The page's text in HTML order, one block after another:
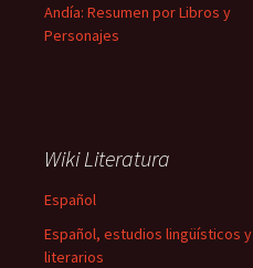
Andía: Resumen por Libros y
Personajes
Wiki Literatura
Español
Español, estudios lingüísticos y
literarios